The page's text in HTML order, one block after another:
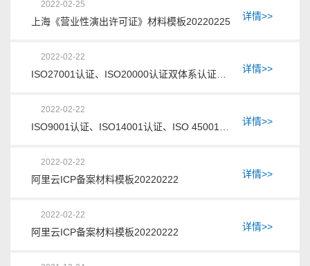
最近火爆的NFT数字藏品是什么？NFT,数字藏品,区块链,鲸探,
数字代币,艺术品经营,幻核,千寻数藏,蚂蚁链
什么企业需要办理《区块链信息服务备案》？
什么企业需要办理《区块链信息服务备案》?区块链是一个分
痕、可以追溯、集体维护、公开透明等特点。只要企业经营业
务是基于区块链技术或者系统，通过互联网站、应用程序等形
式，向社会公众提供信息服务的企业，都需要做区块链信息服
《网络出版服务许可证》定义、范围、申请条件分别
2022-02-25
上海《营业性演出许可证》材料模板20220225 详情>>
2022-02-22
详情>>
2022-02-22
详情>>
2022-02-22
阿里云ICP备案材料模板20220222 详情>>
2022-02-22
阿里云ICP备案材料模板20220222 详情>>